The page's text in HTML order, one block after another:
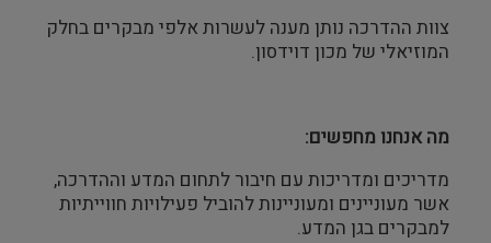
צוות ההדרכה נותן מענה לעשרות אלפי מבקרים בחלק
המוזיאלי של מכון דוידסון.
מה אנחנו מחפשים:
מדריכים ומדריכות עם חיבור לתחום המדע וההדרכה,
אשר מעוניינים ומעוניינות להוביל פעילויות חווייתיות
למבקרים בגן המדע.